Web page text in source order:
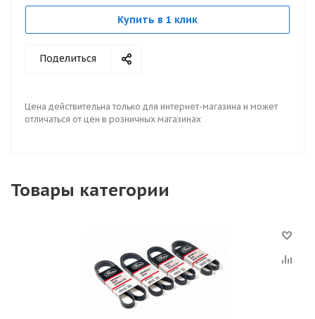
Купить в 1 клик
Поделиться
Цена действительна только для интернет-магазина и может
отличаться от цен в розничных магазинах
Товары категории